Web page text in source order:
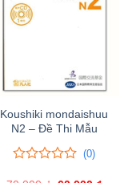
Koushiki mondaishuu
N2 – Đề Thi Mẫu
(0)